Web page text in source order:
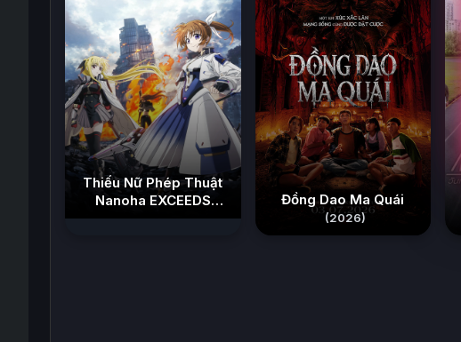
Thiếu Nữ Phép Thuật
Nanoha EXCEEDS
(2026)
Đồng Dao Ma Quái
(2026)